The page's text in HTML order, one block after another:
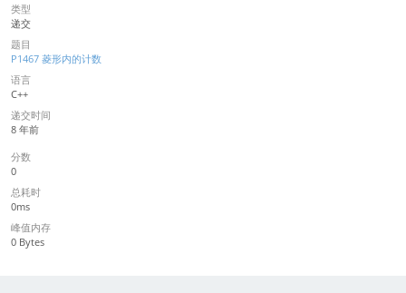
类型
递交
题目
P1467 菱形内的计数
语言
C++
递交时间
8 年前
分数
0
总耗时
0ms
峰值内存
0 Bytes